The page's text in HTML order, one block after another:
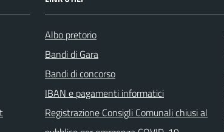
Albo pretorio
Bandi di Gara
Bandi di concorso
IBAN e pagamenti informatici
Registrazione Consigli Comunali chiusi al